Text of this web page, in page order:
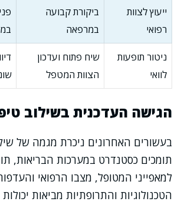
ייעוץ לצוות
רפואי
ביקורת קבועה
במרפאה
ניטור תופעות
לוואי
שיח פתוח ועדכון
הצוות המטפל
הגישה העדכנית בשילוב
בעשורים האחרונים ניכרת מגמה של
תומכים כסטנדרט במערכות הבריאות,
למאפייני המטופל, מצבו הרפואי
הטכנולוגיות והתרופתיות מביאות